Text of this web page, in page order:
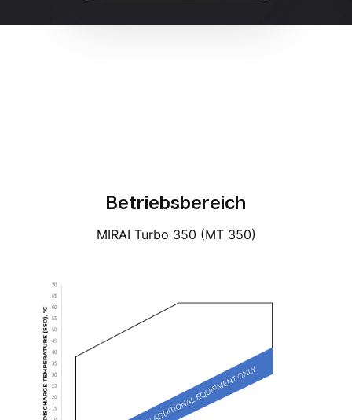
Betriebsbereich
MIRAI Turbo 350 (MT 350)